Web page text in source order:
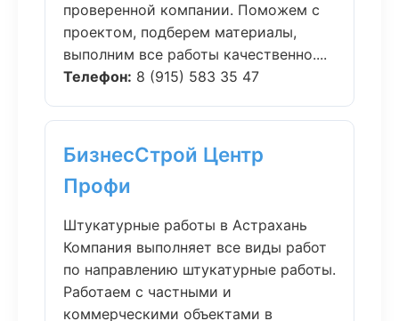
проверенной компании. Поможем с
проектом, подберем материалы,
выполним все работы качественно....
Телефон: 8 (915) 583 35 47
БизнесСтрой Центр
Профи
Штукатурные работы в Астрахань
Компания выполняет все виды работ
по направлению штукатурные работы.
Работаем с частными и
коммерческими объектами в